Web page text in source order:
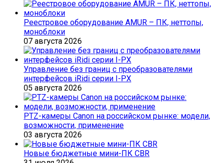
Реестровое оборудование AMUR – ПК, неттопы,
моноблоки
07 августа 2026
Управление без границ с преобразователями
интерфейсов iRidi серии I-PX
05 августа 2026
PTZ-камеры Canon на российском рынке: модели,
возможности, применение
03 августа 2026
Новые бюджетные мини-ПК CBR